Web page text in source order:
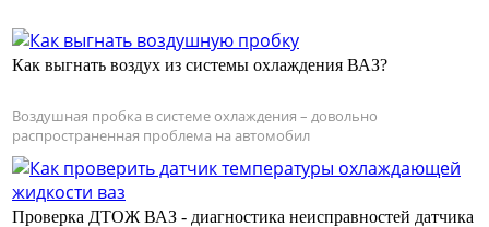
Как выгнать воздух из системы охлаждения ВАЗ?
Воздушная пробка в системе охлаждения – довольно
распространенная проблема на автомобил
Проверка ДТОЖ ВАЗ - диагностика неисправностей датчика